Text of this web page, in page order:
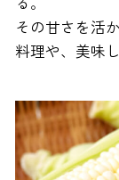
その甘さを活
料理や、美味